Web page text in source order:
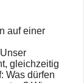
auf einer
gleichzeitig
Was dürfen